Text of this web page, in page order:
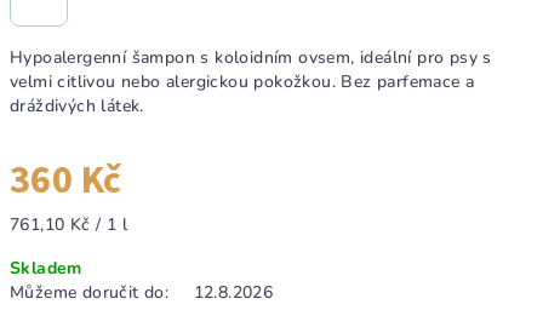
Hypoalergenní šampon s koloidním ovsem, ideální pro psy s
velmi citlivou nebo alergickou pokožkou. Bez parfemace a
dráždivých látek.
360 Kč
Měrná
761,10 Kč / 1 l
Skladem
Můžeme doručit do:
12.8.2026